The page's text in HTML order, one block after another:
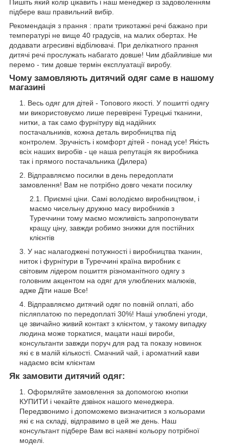
Пишіть який колір цікавить і наш менеджер із задоволенням
підбере ваш правильний вибір.
Рекомендація з прання : прати трикотажні речі бажано при
температурі не вище 40 градусів, на малих обертах. Не
додавати агресивні відбілювачі. При делікатного прання
дитячі речі прослужать набагато довше! Чим дбайливіше ми
перемо - тим довше термін експлуатації виробу.
Чому замовляють дитячий одяг саме в нашому
магазині
Весь одяг для дітей - Топового якості. У пошитті одягу
ми використовуємо лише перевірені Турецькі тканини,
нитки, а так само фурнітуру від надійних
постачальників, кожна деталь виробництва під
контролем. Зручність і комфорт дітей - понад усе! Якість
всіх наших виробів - це наша репутація як виробника
так і прямого постачальника (Дилера)
Відправляємо посилки в день передоплати
замовлення! Вам не потрібно довго чекати посилку
Приємні ціни. Самі володіємо виробництвом, і
маємо чисельну дружню масу виробників з
Туреччини тому маємо можливість запропонувати
кращу ціну, завжди робимо знижки для постійних
клієнтів
У нас налагоджені потужності і виробництва тканин,
ниток і фурнітури в Туреччині країна виробник є
світовим лідером пошиття різноманітного одягу з
головним акцентом на одяг для улюблених малюків,
адже Діти наше Все!
Відправляємо дитячий одяг по повній оплаті, або
післяплатою по передоплаті 30%! Наші улюблені угоди,
це звичайно живий контакт з клієнтом, у такому випадку
людина може торкатися, мацати наші вироби,
консультанти завжди поруч для рад та показу новинок
які є в малій кількості. Смачний чай, і ароматний кави
надаємо всім клієнтам
Як замовити дитячий одяг:
Оформляйте замовлення за допомогою кнопки
КУПИТИ і чекайте дзвінок нашого менеджера.
Передзвонимо і допоможемо визначитися з кольорами
які є на складі, відправимо в цей же день. Наш
консультант підбере Вам всі наявні кольору потрібної
моделі.